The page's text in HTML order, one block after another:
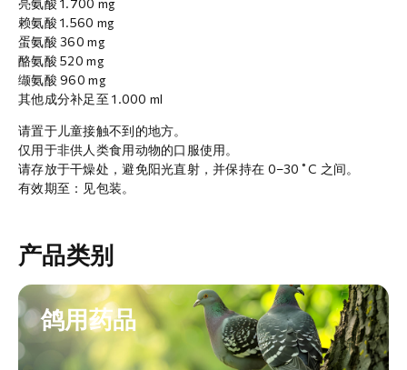
赖氨酸 1.560 mg
蛋氨酸 360 mg
酪氨酸 520 mg
缬氨酸 960 mg
其他成分补足至 1.000 ml
请置于儿童接触不到的地方。
仅用于非供人类食用动物的口服使用。
请存放于干燥处，避免阳光直射，并保持在 0–30˚C 之间。
有效期至：见包装。
产品类别
鸽用药品